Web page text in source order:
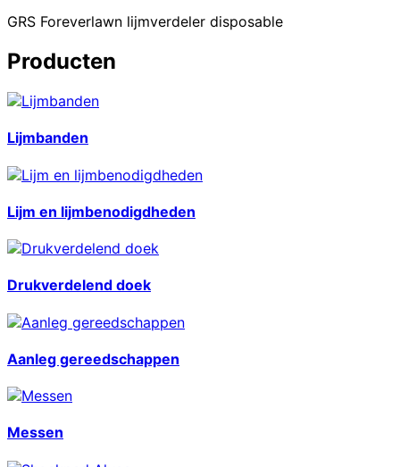
GRS Foreverlawn lijmverdeler disposable
Producten
Lijmbanden
Lijm en lijmbenodigdheden
Drukverdelend doek
Aanleg gereedschappen
Messen